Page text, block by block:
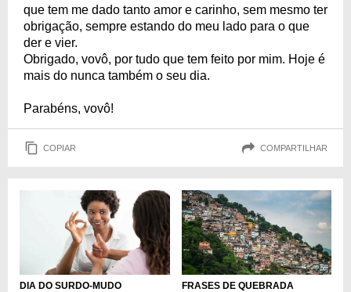
que tem me dado tanto amor e carinho, sem mesmo ter
obrigação, sempre estando do meu lado para o que
der e vier.
Obrigado, vovô, por tudo que tem feito por mim. Hoje é
mais do nunca também o seu dia.
Parabéns, vovô!
COPIAR COMPARTILHAR
DIA DO SURDO-MUDO FRASES DE QUEBRADA